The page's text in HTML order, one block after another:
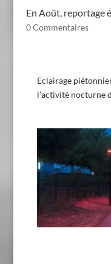
En Août, reportage
0 Commentaires
Eclairage
l’activité nocturne